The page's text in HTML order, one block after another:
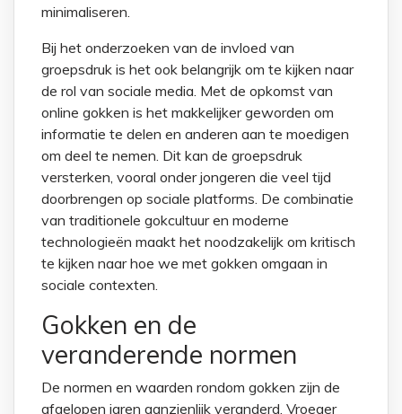
minimaliseren.
Bij het onderzoeken van de invloed van
groepsdruk is het ook belangrijk om te kijken naar
de rol van sociale media. Met de opkomst van
online gokken is het makkelijker geworden om
informatie te delen en anderen aan te moedigen
om deel te nemen. Dit kan de groepsdruk
versterken, vooral onder jongeren die veel tijd
doorbrengen op sociale platforms. De combinatie
van traditionele gokcultuur en moderne
technologieën maakt het noodzakelijk om kritisch
te kijken naar hoe we met gokken omgaan in
sociale contexten.
Gokken en de
veranderende normen
De normen en waarden rondom gokken zijn de
afgelopen jaren aanzienlijk veranderd. Vroeger